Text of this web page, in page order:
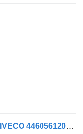
Daljinski upravljalnik za vzmetenje IVECO 4460561200 za tovornjak IVECO Stralis 2003>2007